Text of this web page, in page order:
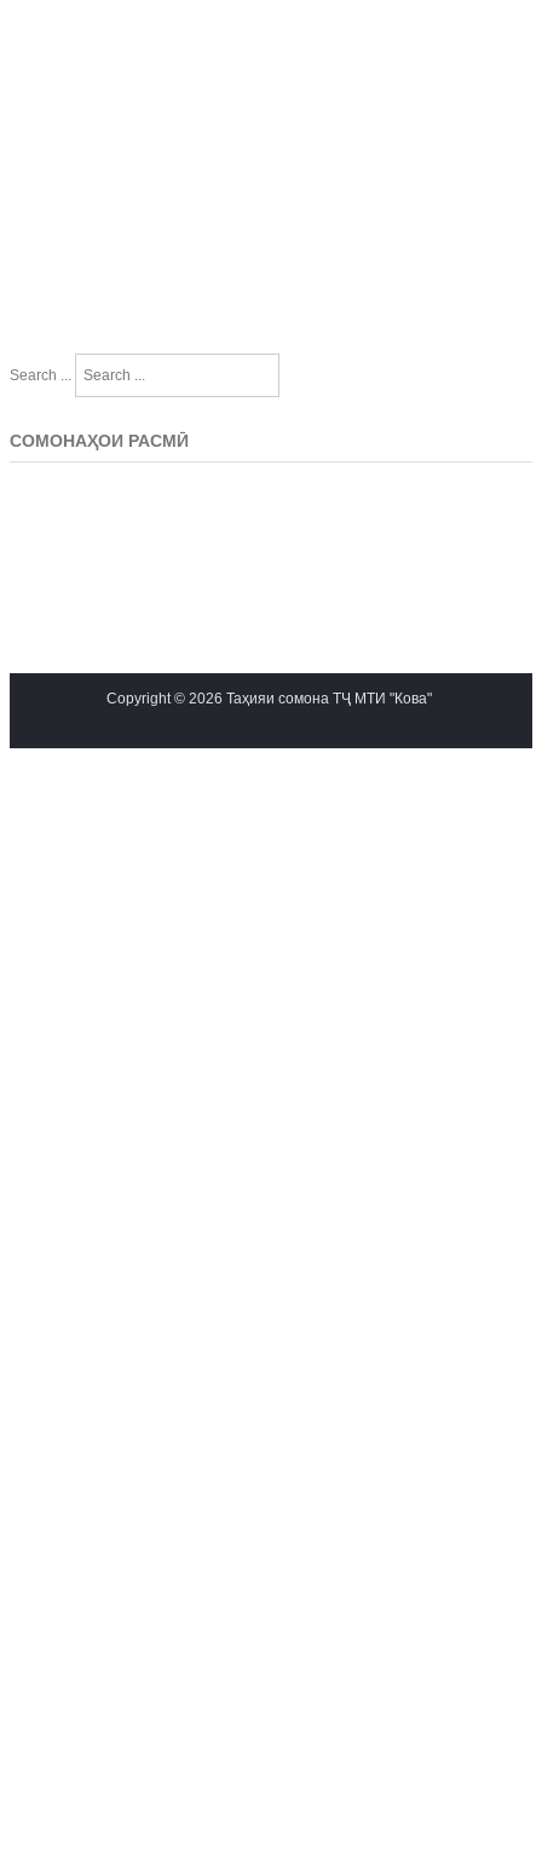
Search ...
СОМОНАҲОИ РАСМӢ
Copyright © 2026 Таҳияи сомона ТҶ МТИ "Кова"